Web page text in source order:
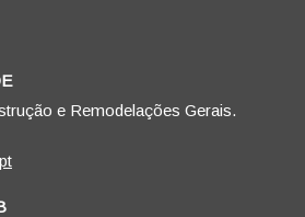
e Remodelações Gerais.